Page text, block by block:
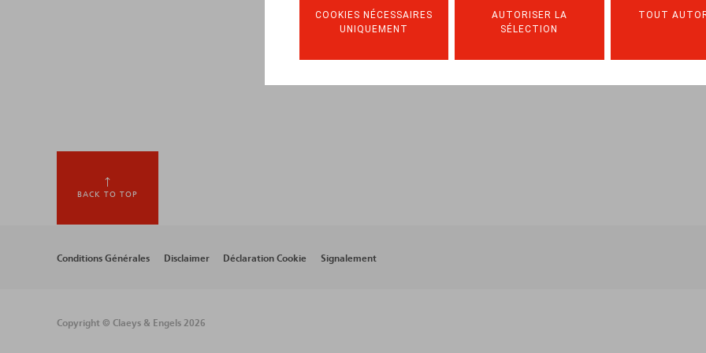
COOKIES NÉCESSAIRES
UNIQUEMENT
AUTORISER LA
SÉLECTION
TOUT
BACK TO TOP
Footer
Conditions Générales Disclaimer Déclaration Cookie Signalement
Copyright © Claeys & Engels 2026